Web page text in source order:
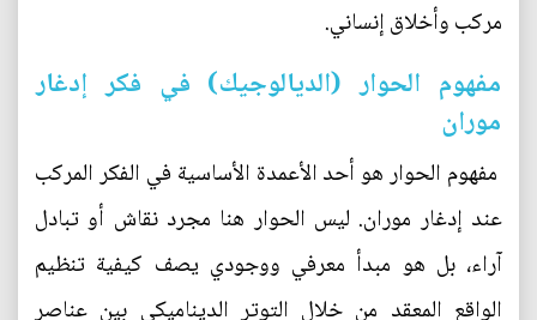
مركب وأخلاق إنساني.
مفهوم الحوار (الديالوجيك) في فكر إدغار
موران
مفهوم الحوار هو أحد الأعمدة الأساسية في الفكر المركب
عند إدغار موران. ليس الحوار هنا مجرد نقاش أو تبادل
آراء، بل هو مبدأ معرفي ووجودي يصف كيفية تنظيم
الواقع المعقد من خلال التوتر الديناميكي بين عناصر